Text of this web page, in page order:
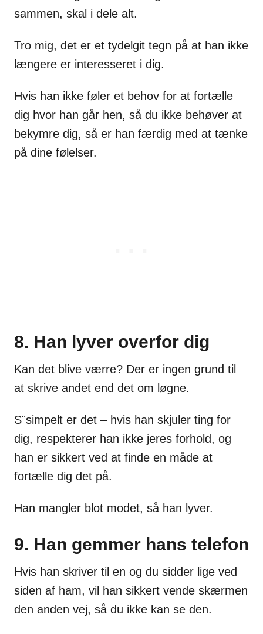
sammen, skal i dele alt.
Tro mig, det er et tydelgit tegn på at han ikke
længere er interesseret i dig.
Hvis han ikke føler et behov for at fortælle
dig hvor han går hen, så du ikke behøver at
bekymre dig, så er han færdig med at tænke
på dine følelser.
8. Han lyver overfor dig
Kan det blive værre? Der er ingen grund til
at skrive andet end det om løgne.
S¨simpelt er det – hvis han skjuler ting for
dig, respekterer han ikke jeres forhold, og
han er sikkert ved at finde en måde at
fortælle dig det på.
Han mangler blot modet, så han lyver.
9. Han gemmer hans telefon
Hvis han skriver til en og du sidder lige ved
siden af ham, vil han sikkert vende skærmen
den anden vej, så du ikke kan se den.